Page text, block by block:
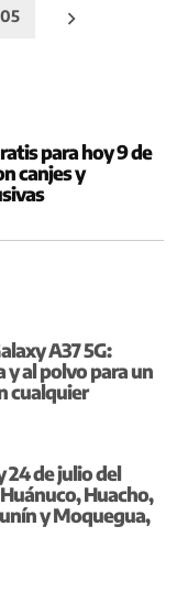
para hoy 9 de
canjes y
A37 5G:
y al polvo para un
cualquier
24 de julio del
Huacho,
y Moquegua,